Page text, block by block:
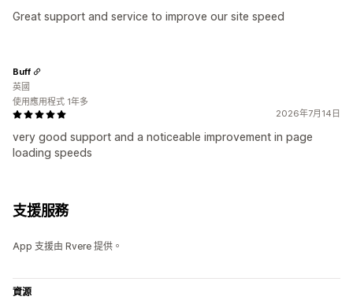
Great support and service to improve our site speed
2026年7月14日
very good support and a noticeable improvement in page
loading speeds
Buff
英國
使用應用程式 1年多
支援服務
App 支援由 Rvere 提供。
資源